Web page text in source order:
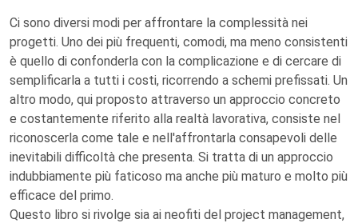
Ci sono diversi modi per affrontare la complessità nei
progetti. Uno dei più frequenti, comodi, ma meno consistenti
è quello di confonderla con la complicazione e di cercare di
semplificarla a tutti i costi, ricorrendo a schemi prefissati. Un
altro modo, qui proposto attraverso un approccio concreto
e costantemente riferito alla realtà lavorativa, consiste nel
riconoscerla come tale e nell'affrontarla consapevoli delle
inevitabili difficoltà che presenta. Si tratta di un approccio
indubbiamente più faticoso ma anche più maturo e molto più
efficace del primo.
Questo libro si rivolge sia ai neofiti del project management,